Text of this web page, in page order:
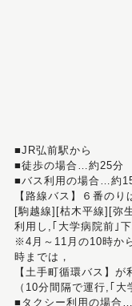
■JR弘前駅から
■徒歩の場合…約25分
■バス利用の場合…約
【路線バス】６番のり
[駒越線][枯木平線][弥
利用し,｢大学病院前｣
※4月～11月の10時か
時までは，
【土手町循環バス】が
（10分間隔で運行,｢大
■タクシー利用の場合